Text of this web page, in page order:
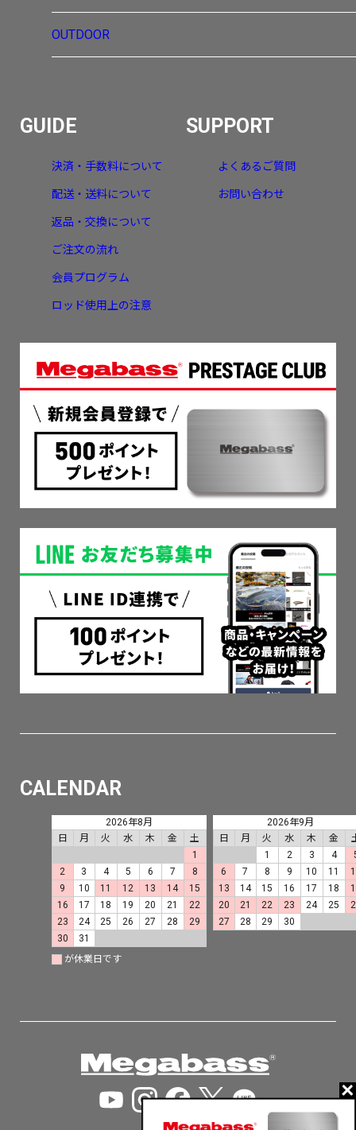
OUTDOOR
GUIDE
決済・手数料について
配送・送料について
返品・交換について
ご注文の流れ
会員プログラム
ロッド使用上の注意
SUPPORT
よくあるご質問
お問い合わせ
CALENDAR
2026年8月
日
月 火 水 木 金
土
1
2
3 4 5 6 7
8
9
10 11 12 13 14
15
16
17 18 19 20 21
22
23
24 25 26 27 28
29
30
31
2026年9月
日
月 火 水 木 金
1
2 3 4
6
7 8 9 10 11
13
14 15 16 17 18
20
21 22 23 24 25
27
28 29 30
が休業日です